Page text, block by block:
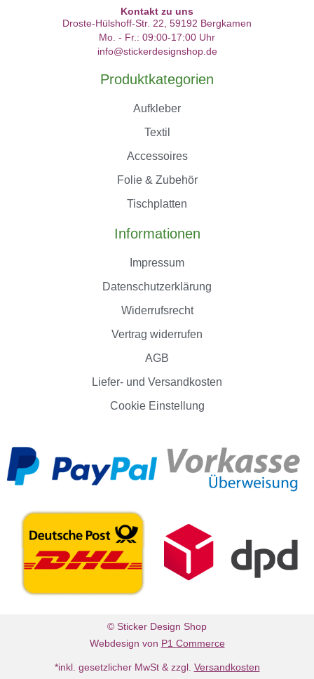
Kontakt zu uns
Droste-Hülshoff-Str. 22, 59192 Bergkamen
Mo. - Fr.: 09:00-17:00 Uhr
info@stickerdesignshop.de
Produktkategorien
Aufkleber
Textil
Accessoires
Folie & Zubehör
Tischplatten
Informationen
Impressum
Datenschutzerklärung
Widerrufsrecht
Vertrag widerrufen
AGB
Liefer- und Versandkosten
Cookie Einstellung
© Sticker Design Shop
Webdesign von P1 Commerce
*inkl. gesetzlicher MwSt & zzgl. Versandkosten